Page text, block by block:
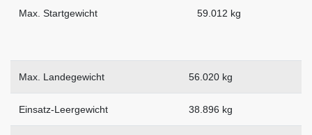
Max. Startgewicht 59.012 kg
Max. Landegewicht 56.020 kg
Einsatz-Leergewicht 38.896 kg